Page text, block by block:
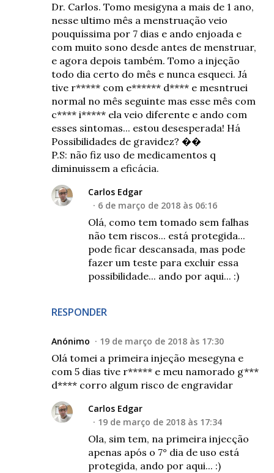
Dr. Carlos. Tomo mesigyna a mais de 1 ano,
nesse ultimo mês a menstruação veio
pouquíssima por 7 dias e ando enjoada e
com muito sono desde antes de menstruar,
e agora depois também. Tomo a injeção
todo dia certo do mês e nunca esqueci. Já
tive r***** com e****** d**** e mesntruei
normal no mês seguinte mas esse mês com
c**** i***** ela veio diferente e ando com
esses sintomas... estou desesperada! Há
Possibilidades de gravidez? ��
P.S: não fiz uso de medicamentos q
diminuissem a eficácia.
RESPONDER
Carlos Edgar
6 de março de 2018 às 06:16
Olá, como tem tomado sem falhas
não tem riscos... está protegida...
pode ficar descansada, mas pode
fazer um teste para excluir essa
possibilidade... ando por aqui... :)
Anónimo 19 de março de 2018 às 17:30
Olá tomei a primeira injeção mesegyna e
com 5 dias tive r***** e meu namorado g***
d**** corro algum risco de engravidar
Carlos Edgar
19 de março de 2018 às 17:34
Ola, sim tem, na primeira injecção
apenas após o 7° dia de uso está
protegida, ando por aqui... :)